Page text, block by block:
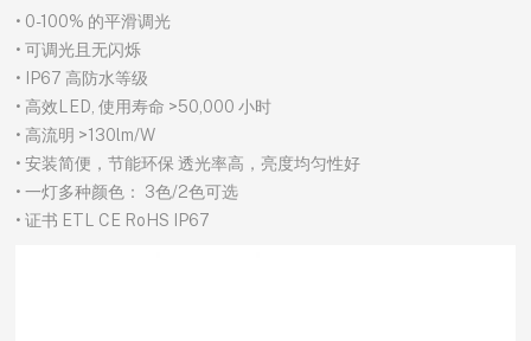
• 0-100% 的平滑调光
• 可调光且无闪烁
• IP67 高防水等级
• 高效LED, 使用寿命 >50,000 小时
• 高流明 >130lm/W
• 安装简便，节能环保 透光率高，亮度均匀性好
• 一灯多种颜色： 3色/2色可选
• 证书 ETL CE RoHS IP67